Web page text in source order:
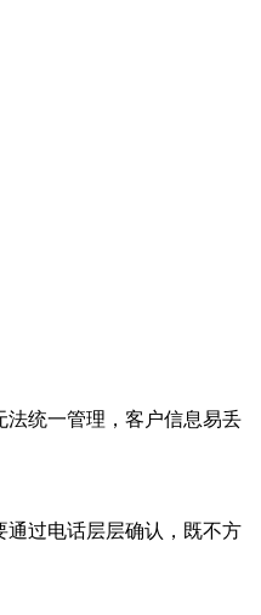
统一管理，客户信息易丢
过电话层层确认，既不方